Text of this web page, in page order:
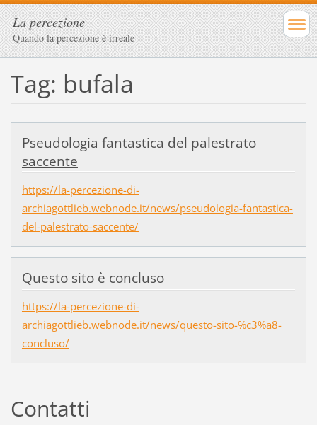
La percezione
Quando la percezione è irreale
Tag: bufala
Pseudologia fantastica del palestrato
saccente
https://la-percezione-di-
archiagottlieb.webnode.it/news/pseudologia-fantastica-
del-palestrato-saccente/
Questo sito è concluso
https://la-percezione-di-
archiagottlieb.webnode.it/news/questo-sito-%c3%a8-
concluso/
Contatti